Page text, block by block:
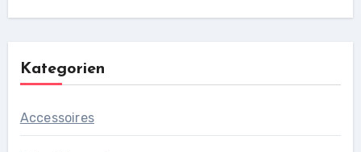
Kategorien
Accessoires